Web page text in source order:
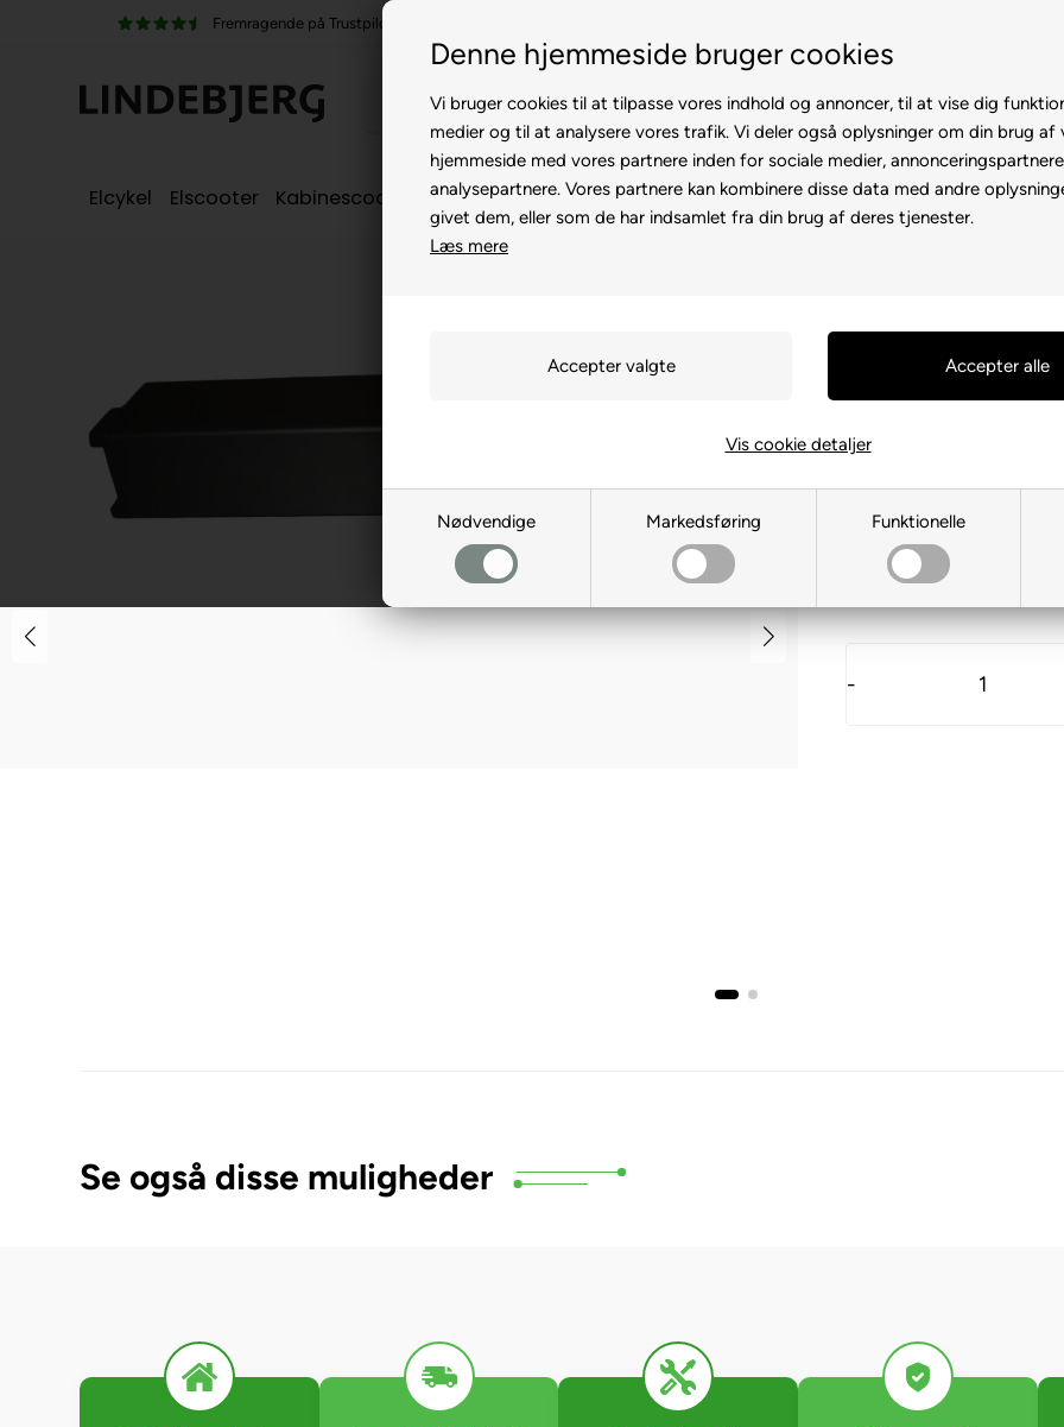
Denne hjemmeside bruger cookies
Vi bruger cookies til at tilpasse vores indhold og annoncer, til at vise dig
medier og til at analysere vores trafik. Vi deler også oplysninger om din brug af
hjemmeside med vores partnere inden for sociale medier,
analysepartnere. Vores partnere kan kombinere disse data med andre
givet dem, eller som de har indsamlet fra din brug af deres tjenester.
Læs mere
Nødvendige Markedsføring Funktionelle
Vis cookie detaljer
Fremragende på Trustpilot
Elcykel Elscooter Kabinescooter Seniorcykel Rollator Brugte Otiumstole El-kørestol
Batteri
136308
Inkl. 25 kr. miljøgebyr
-
Se også disse muligheder